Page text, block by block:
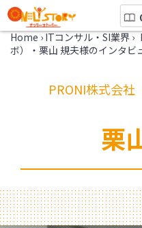
Home › ITコンサル・SI業界 ›
ボ）・栗山 規夫様のインタビ
PRONI株式会社
栗